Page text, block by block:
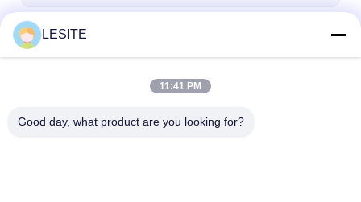
LESITE
11:41 PM
Good day, what product are you looking for?